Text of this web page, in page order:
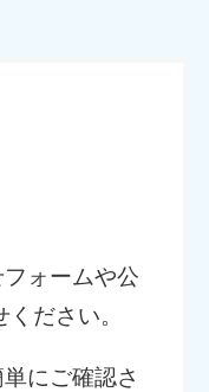
ォームや公
ださい。
にご確認さ